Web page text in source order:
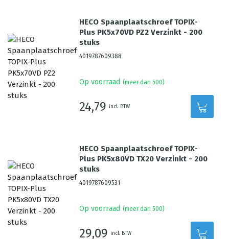
HECO Spaanplaatschroef TOPIX-
Plus PK5x70VD PZ2 Verzinkt - 200
stuks
4019787609388
Op voorraad (meer dan 500)
24,79 incl. BTW
HECO Spaanplaatschroef TOPIX-
Plus PK5x80VD TX20 Verzinkt - 200
stuks
4019787609531
Op voorraad (meer dan 500)
29,09 incl. BTW